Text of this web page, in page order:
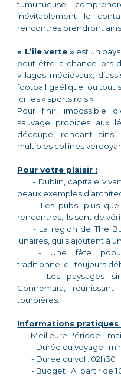
tumultueuse,
inévitablement le
rencontres prendront
« L’île verte » est un
peut être la chance lors
villages médiévaux,
football gaélique, ou tout
ici les « sports rois ».
Pour finir, impossible
sauvage propices aux
découpé, rendant
multiples collines
Pour votre plaisir :
- Dublin , capitale
beaux exemples
- Les pubs, plus
rencontres, ils sont de
- La région de The
lunaires, qui s’ajoutent à
- Une fête
traditionnelle, toujours
- Les paysages
Connemara,
tourbières.
Informations pratiques
- Meilleure Période :
- Durée du voyage :
- Durée du vol : 02h30
- Budget : A partir de